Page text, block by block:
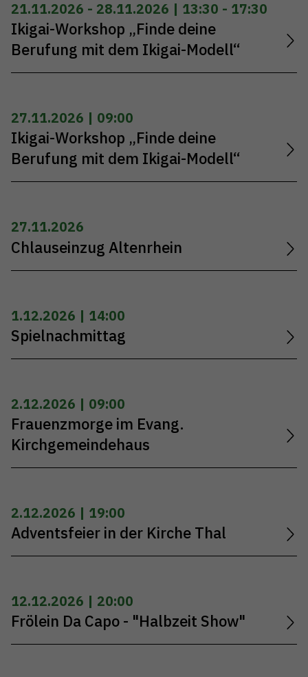
21.11.2026 - 28.11.2026 | 13:30 - 17:30
Ikigai-Workshop „Finde deine
Berufung mit dem Ikigai-Modell“
27.11.2026 | 09:00
Ikigai-Workshop „Finde deine
Berufung mit dem Ikigai-Modell“
27.11.2026
Chlauseinzug Altenrhein
1.12.2026 | 14:00
Spielnachmittag
2.12.2026 | 09:00
Frauenzmorge im Evang.
Kirchgemeindehaus
2.12.2026 | 19:00
Adventsfeier in der Kirche Thal
12.12.2026 | 20:00
Frölein Da Capo - "Halbzeit Show"